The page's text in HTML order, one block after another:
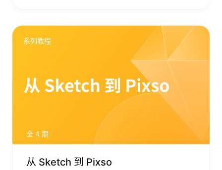
系列教程
全 4 期
从 Sketch 到 Pixso